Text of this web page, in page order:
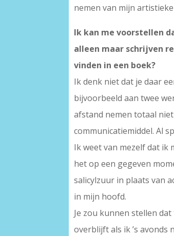
nemen van mijn
Ik kan me voorstellen
alleen maar schrijven
vinden in een boek?
Ik denk niet dat je daar
bijvoorbeeld aan twee
afstand nemen totaal
communicatiemiddel. Al
Ik weet van mezelf dat ik
het op een gegeven
salicylzuur in plaats van
in mijn hoofd.
Je zou kunnen stellen
overblijft als ik ’s